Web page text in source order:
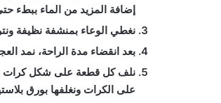
إضافة المزيد من الماء ببطء
نغطي الوعاء بمنشفة نظيفة
بعد انقضاء مدة الراحة، نمد
على الكرات ونغلفها بورق